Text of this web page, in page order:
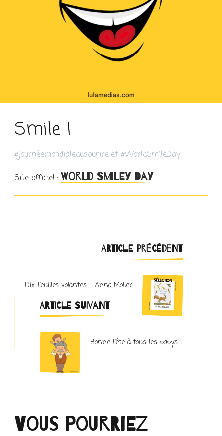
Smile !
#journéemondialedusourire et #WorldSmileDay
Site officiel : World Smiley Day
Navigation
d'article
ARTICLE PRÉCÉDENT
Dix feuilles volantes – Anna Möller
ARTICLE SUIVANT
Bonne fête à tous les papys !
Vous pourriez